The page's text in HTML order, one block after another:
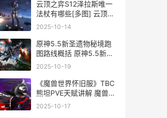
云顶之弈S12泽拉斯唯一
法杖有哪些[多图] 云顶之
奕泽拉斯技能
2025-10-14
原神5.5新圣遗物秘境跑
图路线概括 原神5.5新圣
遗物最新获取方式
2025-10-19
《魔兽世界怀旧服》TBC
熊坦PVE天赋讲解 魔兽世
界怀旧服官网
2025-10-17